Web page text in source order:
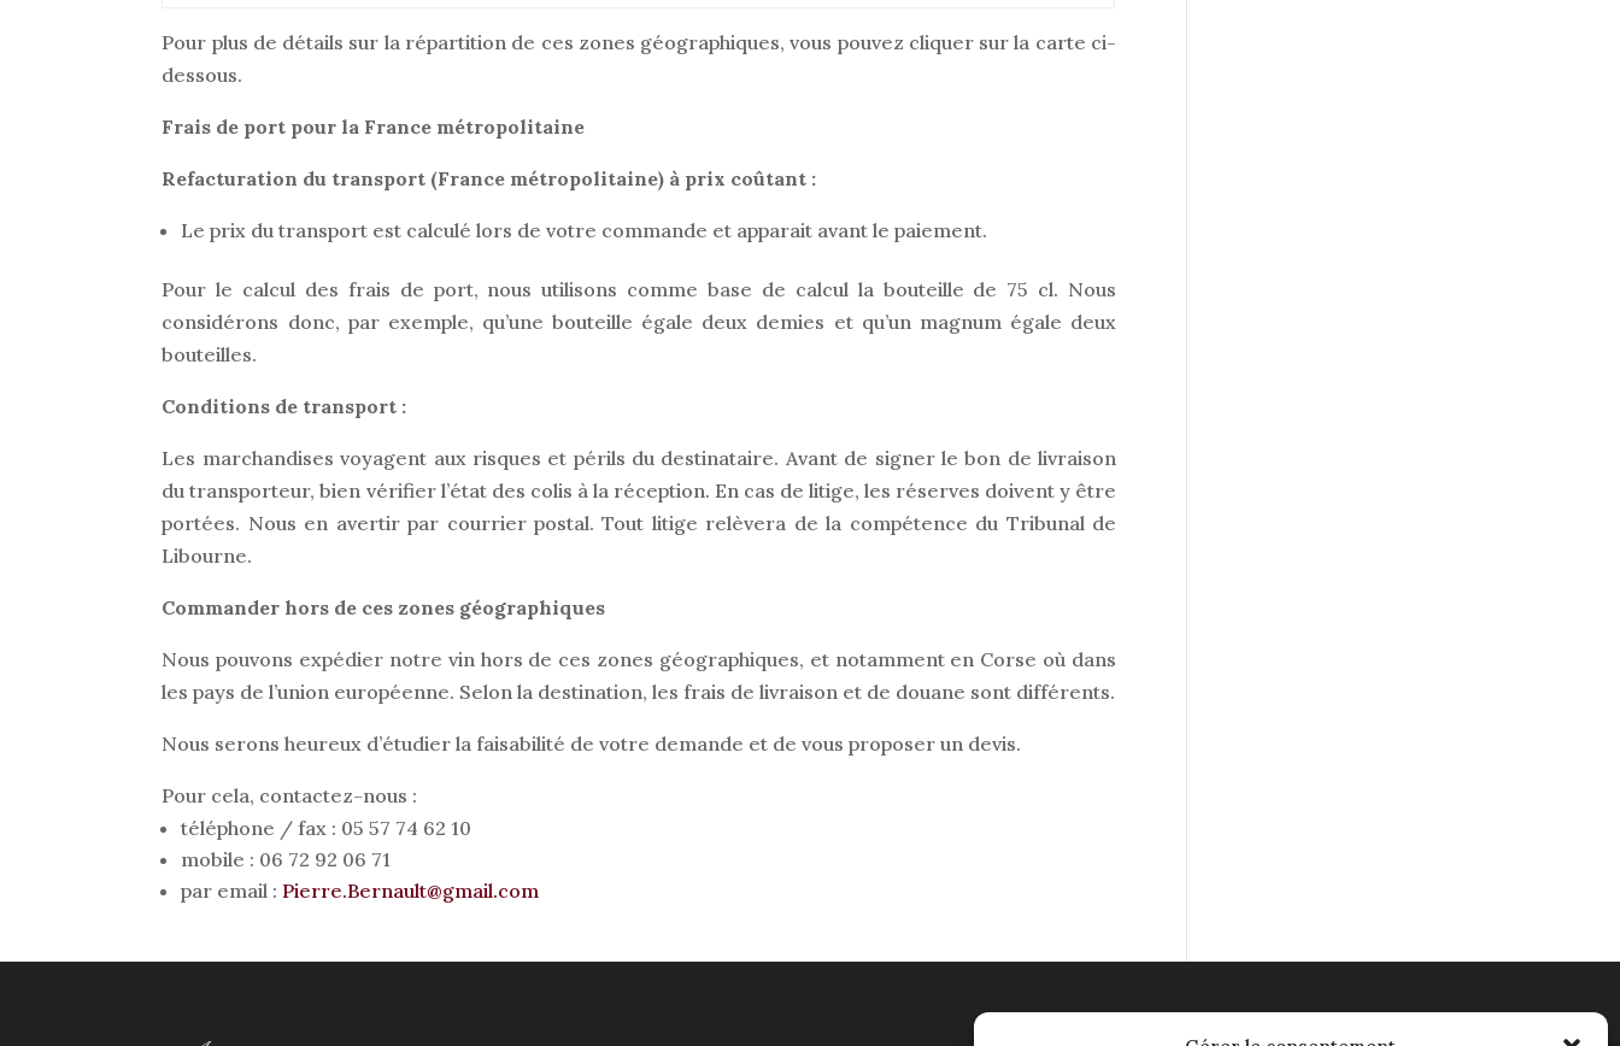
Pour plus de détails sur la répartition de ces zones géographiques, vous pouvez cliquer sur la carte ci-
dessous.
Frais de port pour la France métropolitaine
Refacturation du transport (France métropolitaine) à prix coûtant :
Le prix du transport est calculé lors de votre commande et apparait avant le paiement.
Pour le calcul des frais de port, nous utilisons comme base de calcul la bouteille de 75 cl. Nous
considérons donc, par exemple, qu’une bouteille égale deux demies et qu’un magnum égale deux
bouteilles.
Conditions de transport :
Les marchandises voyagent aux risques et périls du destinataire. Avant de signer le bon de livraison
du transporteur, bien vérifier l’état des colis à la réception. En cas de litige, les réserves doivent y être
portées. Nous en avertir par courrier postal. Tout litige relèvera de la compétence du Tribunal de
Libourne.
Commander hors de ces zones géographiques
Nous pouvons expédier notre vin hors de ces zones géographiques, et notamment en Corse où dans
les pays de l’union européenne. Selon la destination, les frais de livraison et de douane sont différents.
Nous serons heureux d’étudier la faisabilité de votre demande et de vous proposer un devis.
Pour cela, contactez-nous :
téléphone / fax : 05 57 74 62 10
mobile : 06 72 92 06 71
par email :Pierre.Bernault@gmail.com